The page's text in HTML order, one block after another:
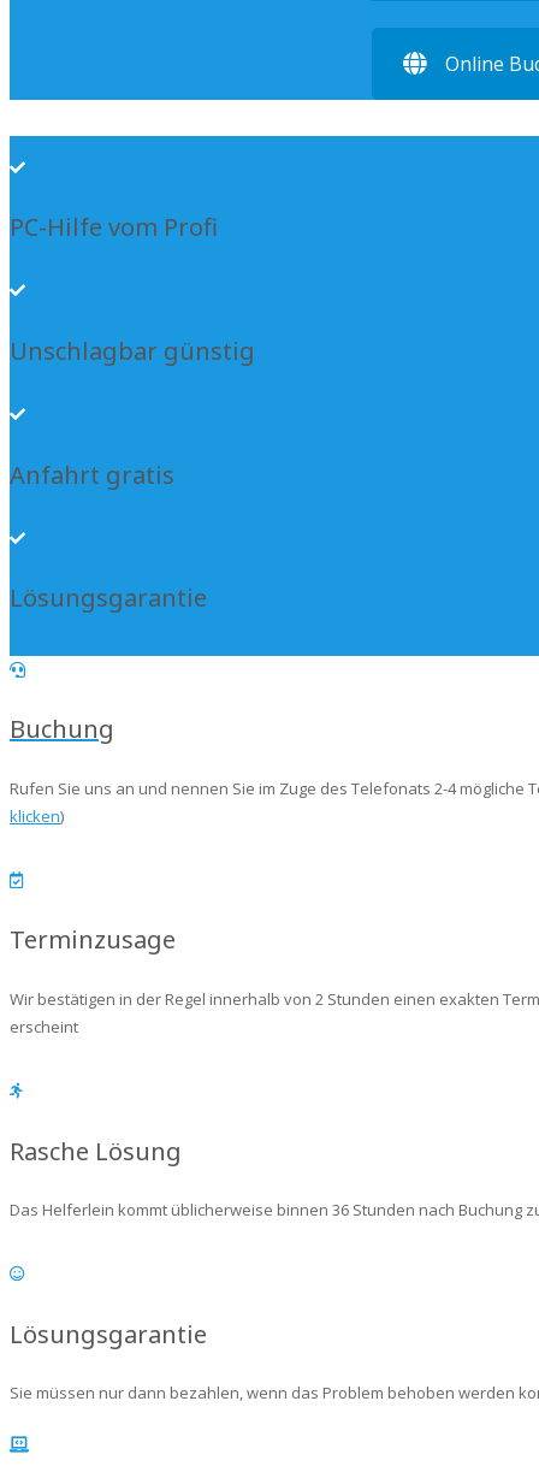
Online
PC-Hilfe vom Profi
Unschlagbar günstig
Anfahrt gratis
Lösungsgarantie
Buchung
Rufen Sie uns an und nennen Sie im Zuge des Telefonats 2-4 mögliche
klicken)
Terminzusage
Wir bestätigen in der Regel innerhalb von 2 Stunden einen exakten
erscheint
Rasche Lösung
Das Helferlein kommt üblicherweise binnen 36 Stunden nach Buchung
Lösungsgarantie
Sie müssen nur dann bezahlen, wenn das Problem behoben werden